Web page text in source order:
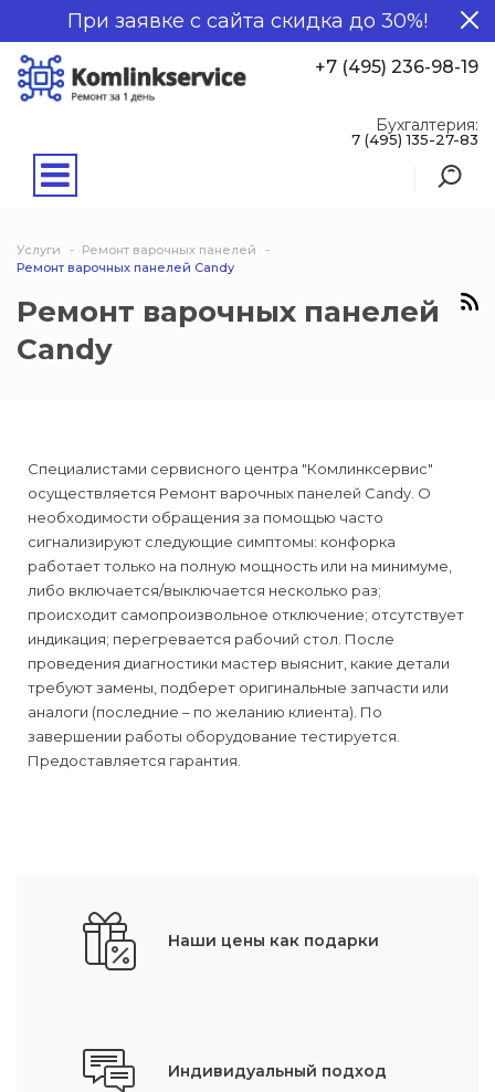
При заявке с сайта скидка до 30%!
+7 (495) 236-98-19
Бухгалтерия:
7 (495) 135-27-83
Услуги
Ремонт варочных панелей
Ремонт варочных панелей Candy
Ремонт варочных панелей
Candy
Специалистами сервисного центра "Комлинксервис"
осуществляется Ремонт варочных панелей Candy. О
необходимости обращения за помощью часто
сигнализируют следующие симптомы: конфорка
работает только на полную мощность или на минимуме,
либо включается/выключается несколько раз;
происходит самопроизвольное отключение; отсутствует
индикация; перегревается рабочий стол. После
проведения диагностики мастер выяснит, какие детали
требуют замены, подберет оригинальные запчасти или
аналоги (последние – по желанию клиента). По
завершении работы оборудование тестируется.
Предоставляется гарантия.
Наши цены как подарки
Индивидуальный подход